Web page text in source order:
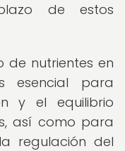
de estos
de nutrientes en
esencial para
y el equilibrio
así como para
regulación del